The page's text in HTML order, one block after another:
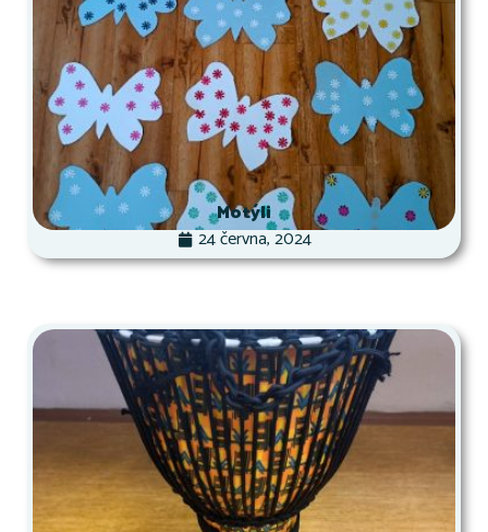
Motýli
24 června, 2024